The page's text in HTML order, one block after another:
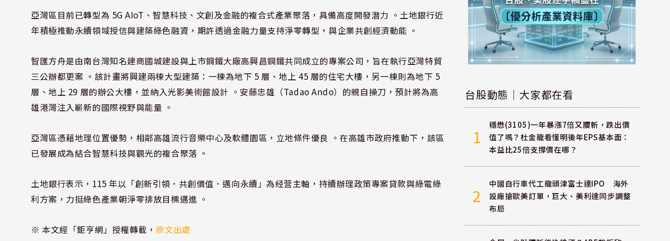
亞灣區目前已轉型為 5G AIoT、智慧科技、文創及金融的複合式產業聚落，具備高度開發潛力 。土地銀行近
年積極推動永續領域授信與建築綠色融資，期許透過金融力量支持淨零轉型，與企業共創經濟動能 。
智匯方舟是由南台灣知名建商國城建設與上市鋼鐵大廠高興昌鋼鐵共同成立的專案公司，旨在執行亞灣特貿
三公辦都更案 。該計畫將興建兩棟大型建築：一棟為地下 5 層、地上 45 層的住宅大樓，另一棟則為地下 5
層、地上 29 層的辦公大樓，並納入光影美術館設計 。安藤忠雄（Tadao Ando）的親自操刀，預計將為高
雄港灣注入嶄新的國際視野與能量 。
亞灣區憑藉地理位置優勢，相鄰高雄流行音樂中心及軟體園區，立地條件優良 。在高雄市政府推動下，該區
已發展成為結合智慧科技與觀光的複合聚落 。
土地銀行表示，115 年以「創新引領．共創價值．邁向永續」為经营主軸，持續辦理政策專案貸款與綠電綠
利方案，力挺綠色產業朝淨零排放目標邁進 。
※ 本文經「鉅亨網」授權轉載，原文出處
台股動態｜大家都在看
1
穩懋(3105)一年暴漲7倍又腰斬，跌出價
值了嗎？杜金龍看懂明後年EPS基本面：
本益比25倍支撐價在哪？
2
中國自行車代工龍頭津富士達IPO 海外
設廠搶歐美訂單，巨大、美利達同步調整
布局